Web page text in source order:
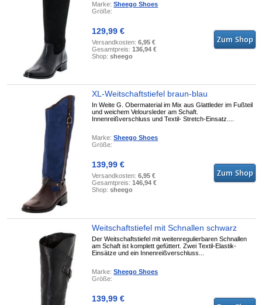
Marke:Sheego Shoes
Größe:
129,99 €
Versandkosten:6,95 €
Gesamtpreis:136,94 €
Shop:sheego
XL-Weitschaftstiefel braun-blau
In Weite G. Obermaterial im Mix aus Glattleder im Fußteil
und weichem Veloursleder am Schaft.
Innenreißverschluss und Textil- Stretch-Einsatz....
Marke:Sheego Shoes
Größe:
139,99 €
Versandkosten:6,95 €
Gesamtpreis:146,94 €
Shop:sheego
Weitschaftstiefel mit Schnallen schwarz
Der Weitschaftstiefel mit weitenregulierbaren Schnallen
am Schaft ist komplett gefüttert. Zwei Textil-Elastik-
Einsätze und ein Innenreißverschluss...
Marke:Sheego Shoes
Größe:
139,99 €